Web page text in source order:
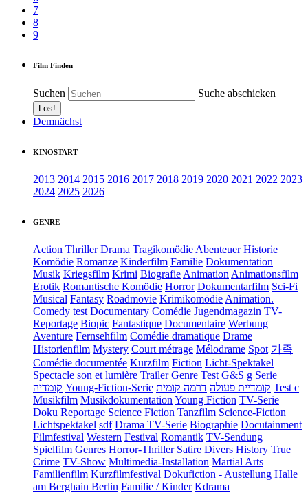
7
8
9
Film Finden
Suchen Suche abschicken
Demnächst
KINOSTART
2013 2014 2015 2016 2017 2018 2019 2020 2021 2022 2023
2024 2025 2026
GENRE
Action Thriller Drama Tragikomödie Abenteuer Historie
Komödie Romanze Kinderfilm Familie Dokumentation
Musik Kriegsfilm Krimi Biografie Animation Animationsfilm
Erotik Romantische Komödie Horror Dokumentarfilm Sci-Fi
Musical Fantasy Roadmovie Krimikomödie Animation.
Comedy test Documentary Comédie Jugendmagazin TV-
Reportage Biopic Fantastique Documentaire Werbung
Aventure Fernsehfilm Comédie dramatique Drame
Historienfilm Mystery Court métrage Mélodrame Spot 가족
Comédie documentée Kurzfilm Fiction Licht-Spektakel
Spectacle son et lumière Trailer Genre Test G&S g Serie
קומדיה Young-Fiction-Serie קומדיית פעולה דרמה קומית
Test c
Musikfilm Musikdokumentation Young Fiction TV-Serie
Doku Reportage Science Fiction Tanzfilm Science-Fiction
Lichtspektakel sdf Drama TV-Serie Biographie Docutainment
Filmfestival Western Festival Romantik TV-Sendung
Spielfilm Genres Horror-Thriller Satire Divers History True
Crime TV-Show Multimedia-Installation Martial Arts
Familienfilm Kurzfilmfestival Dokufiction - Austellung Halle
am Berghain Berlin Familie / Kinder Kdrama